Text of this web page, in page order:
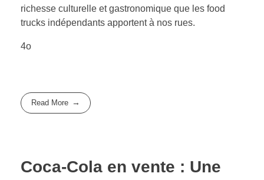
richesse culturelle et gastronomique que les food
trucks indépendants apportent à nos rues.
4o
Read More
Coca-Cola en vente : Une